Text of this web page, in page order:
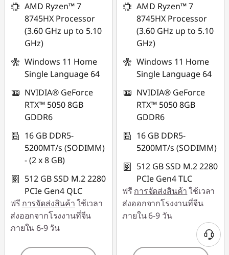
combined
ใช้ eCoupon :
MIDNIGHT
AMD Ryzen™ 7
8745HX Processor
(3.60 GHz up to 5.10
GHz)
Windows 11 Home
Single Language 64
NVIDIA® GeForce
RTX™ 5050 8GB
GDDR6
16 GB DDR5-
5200MT/s (SODIMM)
- (2 x 8 GB)
512 GB SSD M.2 2280
PCIe Gen4 QLC
ฟรี การจัดส่งสินค้าใช้เวลา
ส่งออกจากโรงงานที่จีน
ภายใน 6-9 วัน
ใช้ eCoupon :
MIDNIGHT
AMD Ryzen™ 7
8745HX Processor
(3.60 GHz up to 5.10
GHz)
Windows 11 Home
Single Language 64
NVIDIA® GeForce
RTX™ 5050 8GB
GDDR6
16 GB DDR5-
5200MT/s (SODIMM)
512 GB SSD M.2 2280
PCIe Gen4 TLC
ฟรี การจัดส่งสินค้าใช้เวลา
ส่งออกจากโรงงานที่จีน
ภายใน 6-9 วัน